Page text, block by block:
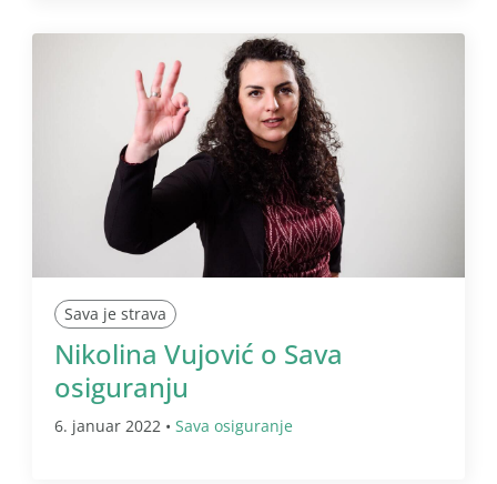
Sava je strava
Nikolina Vujović o Sava
osiguranju
6. januar 2022 • Sava osiguranje